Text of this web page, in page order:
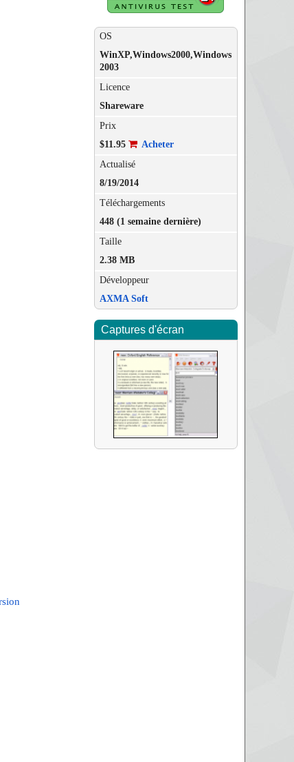
OS
WinXP,Windows2000,Windows
2003
Licence
Shareware
Prix
$11.95
Acheter
Actualisé
8/19/2014
Téléchargements
448 (1 semaine dernière)
Taille
2.38 MB
Développeur
AXMA Soft
Captures d'écran